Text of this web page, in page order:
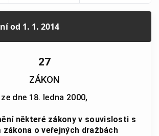
od 1. 1. 2014
27
ZÁKON
ze dne 18. ledna 2000,
některé zákony v souvislosti s
zákona o veřejných dražbách